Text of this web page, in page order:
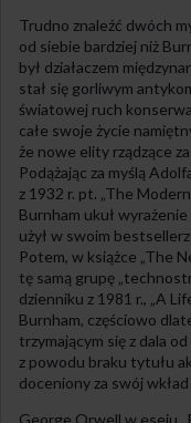
Trudno znaleźć dwóch
od siebie bardziej niż
był działaczem
stał się gorliwym
światowej ruch
całe swoje życie
że nowe elity rządzące
Podążając za myślą
z 1932 r. pt. „The
Burnham ukuł
użył w swoim
Potem, w książce „The
tę samą grupę
dzienniku z 1981 r., „A
Burnham, częściowo
trzymającym się z dala
z powodu braku tytułu
doceniony za swój wkład